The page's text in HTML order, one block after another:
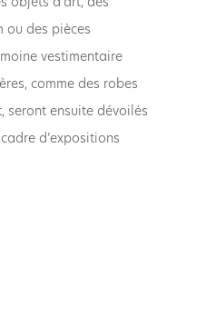
ou des pièces
vestimentaire
comme des robes
seront ensuite dévoilés
d’expositions